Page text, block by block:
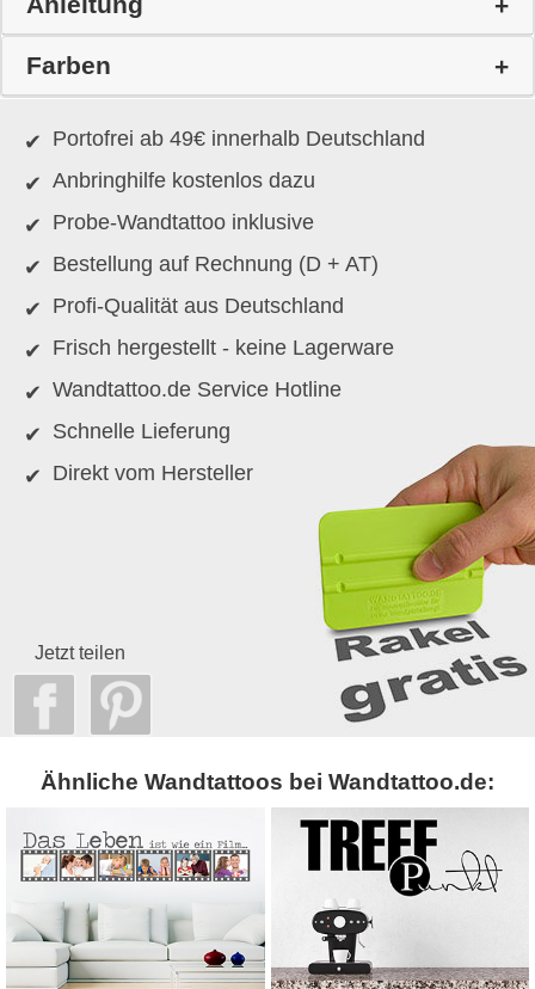
Farben
Portofrei ab 49€ innerhalb Deutschland
Anbringhilfe kostenlos dazu
Probe-Wandtattoo inklusive
Bestellung auf Rechnung (D + AT)
Profi-Qualität aus Deutschland
Frisch hergestellt - keine Lagerware
Wandtattoo.de Service Hotline
Schnelle Lieferung
Direkt vom Hersteller
Jetzt teilen
Ähnliche Wandtattoos bei Wandtattoo.de: